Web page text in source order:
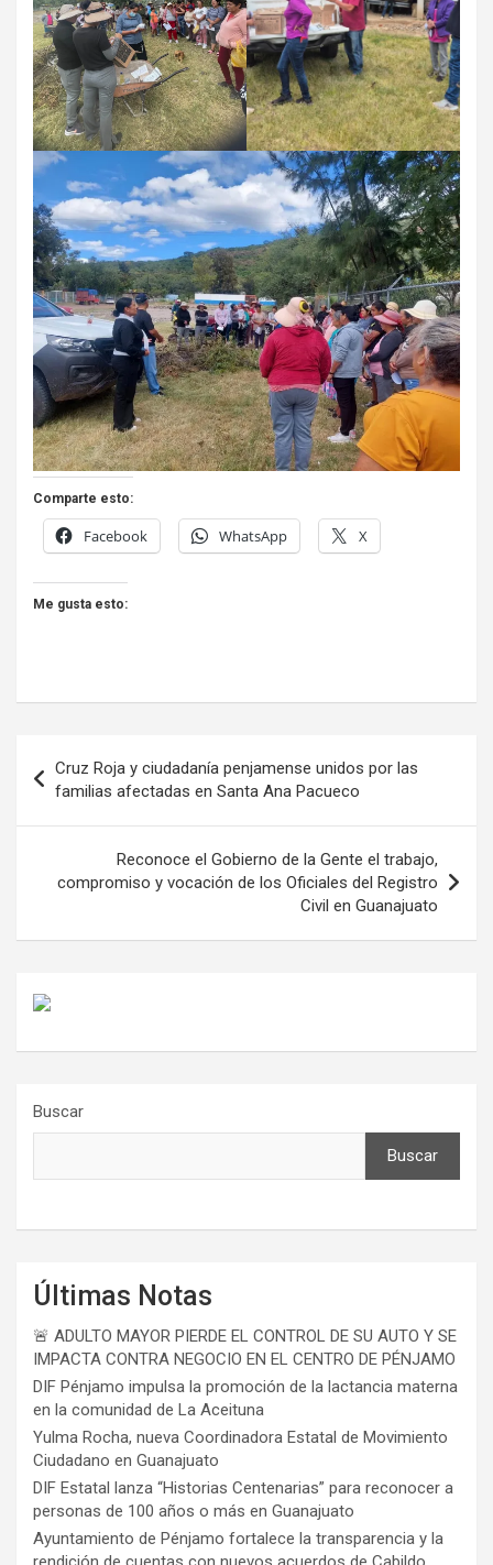
Comparte esto:
Facebook WhatsApp X
Me gusta esto:
de
entradas
Cruz Roja y ciudadanía penjamense unidos por las
familias afectadas en Santa Ana Pacueco
Reconoce el Gobierno de la Gente el trabajo,
compromiso y vocación de los Oficiales del Registro
Civil en Guanajuato
Buscar
Buscar
Últimas Notas
🚨 ADULTO MAYOR PIERDE EL CONTROL DE SU AUTO Y SE
IMPACTA CONTRA NEGOCIO EN EL CENTRO DE PÉNJAMO
DIF Pénjamo impulsa la promoción de la lactancia materna
en la comunidad de La Aceituna
Yulma Rocha, nueva Coordinadora Estatal de Movimiento
Ciudadano en Guanajuato
DIF Estatal lanza “Historias Centenarias” para reconocer a
personas de 100 años o más en Guanajuato
Ayuntamiento de Pénjamo fortalece la transparencia y la